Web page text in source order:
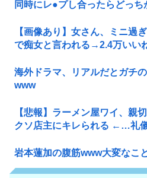
同時にレ●プし合ったらどっち
【画像あり】女さん、ミニ過
で痴女と言われる→2.4万いい
海外ドラマ、リアルだとガチ
www
【悲報】ラーメン屋ワイ、親
クソ店主にキレられる ←…礼
岩本蓮加の腹筋www大変なこ